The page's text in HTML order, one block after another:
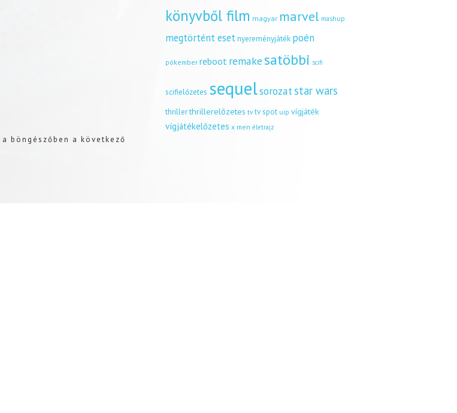
böngészőben a következő
könyvből film magyar marvel mashup
megtörtént esetnyereményjáték poén
pókember reboot remakesatöbbi scifi
scifielőzetes sequelsorozatstar wars
thrillerthrillerelőzetes tv tv spot uip vígjáték
vígjátékelőzetes x men életrajz